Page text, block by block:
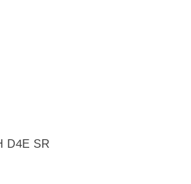
D4E SR